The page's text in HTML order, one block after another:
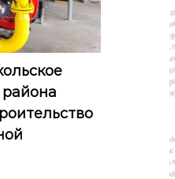
в
,
п
л
района